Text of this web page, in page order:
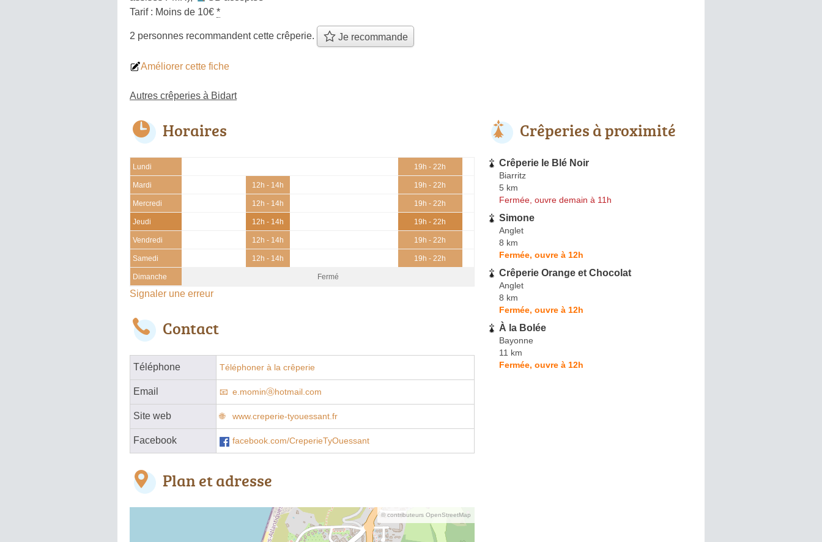
Tarif : Moins de 10€ *
2 personnes recommandentcette crêperie. Je recommande
Améliorer cette fiche
Autres crêperies à Bidart
Horaires
Lundi 19h - 22h
Mardi 12h - 14h 19h - 22h
Mercredi 12h - 14h 19h - 22h
Jeudi 12h - 14h 19h - 22h
Vendredi 12h - 14h 19h - 22h
Samedi 12h - 14h 19h - 22h
Dimanche Fermé
Signaler une erreur
Contact
Téléphone Téléphoner à la crêperie
Email e.mominⓐhotmail.com
Site web www.creperie-tyouessant.fr
Facebook facebook.com/CreperieTyOuessant
Plan et adresse
© contributeurs OpenStreetMap
Crêperies à proximité
Crêperie le Blé Noir
Biarritz
5 km
Fermée, ouvre demain à 11h
Simone
Anglet
8 km
Fermée, ouvre à 12h
Crêperie Orange et Chocolat
Anglet
8 km
Fermée, ouvre à 12h
À la Bolée
Bayonne
11 km
Fermée, ouvre à 12h